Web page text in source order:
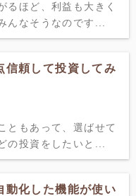
るほど、利益も大きく
んなそうなのです...
信頼して投資してみ
ともあって、選ばせて
の投資をしたいと...
動化した機能が使い